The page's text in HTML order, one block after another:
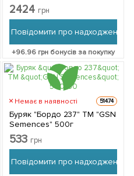
2424 грн
Повідомити про надходження
+96.96 грн бонусів за покупку
Немає в наявності 51474
Буряк "Бордо 237" ТМ "GSN
Semences" 500г
533 грн
Повідомити про надходження